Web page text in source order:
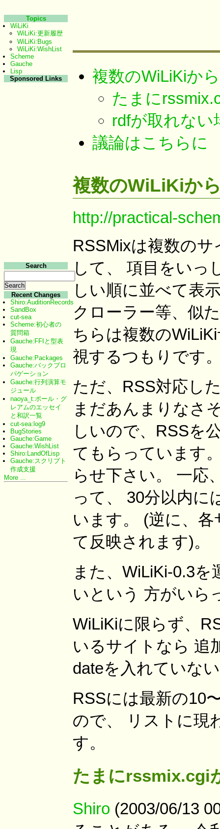
複数のWiLiKiか
たまに
rdfが取れない
議論はこちらに
複数のWiLiKiか
http://practical-
RSSMixは複数の
して、 項目をいっ
しい順に並べて表
クローラー等、似
ちらは複数の
視するつもりです
ただ、RSS対応し
まだあんまりなさ
しいので、RSSを
てもらっています
らせ下さい。 一応
って、 30分以内に
います。 (逆に、
て反映されます)。
また、WiLiKi-0.3
いという 方がいら
WiLiKiに限らず、
いるサイトなら 追
dateを入れていな
RSSには最新の10
ので、 リストに現
す。
たまにrssmix.cgi
Shiro (2003/06/13
Topics
WiLiKi
WiLiKi:更新履歴
WiLiKi:Bugs
WiLiKi:WishList
Scheme
Gauche
Lisp
Sponsored Links
Search
Recent Changes
Shiro:AuditionRecords
SandBox
cut-sea
Scheme:初心者の
質問箱
Gauche:FFIと型表
現
Gauche:Packages
Gauche:バックプロ
パゲーション
Gauche:行列演算モ
ジュール
naoya_t:ポール・グ
レアムのエッセイ
と和訳一覧
cut-sea:log9
BugStories
Gauche:Game
Gauche:WishList
Shiro:LandOfLisp
Gauche:スクリプト
作成支援
More ...